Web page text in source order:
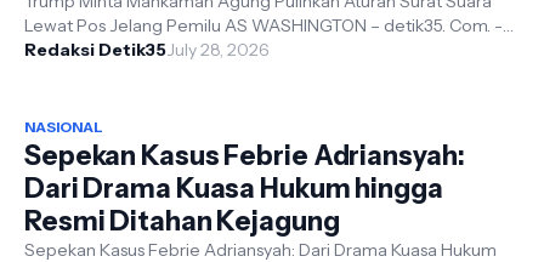
Lewat Pos Jelang Pemilu AS WASHINGTON – detik35. Com. -
Pemerintahan Presiden Amerika...
Redaksi Detik35July 28, 2026
NASIONAL
Sepekan Kasus Febrie Adriansyah:
Dari Drama Kuasa Hukum hingga
Resmi Ditahan Kejagung
Sepekan Kasus Febrie Adriansyah: Dari Drama Kuasa Hukum